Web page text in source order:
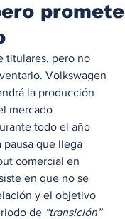
promete
titulares, pero no
Volkswagen
la producción
mercado
todo el año
que llega
comercial en
en que no se
y el objetivo
de “transición”